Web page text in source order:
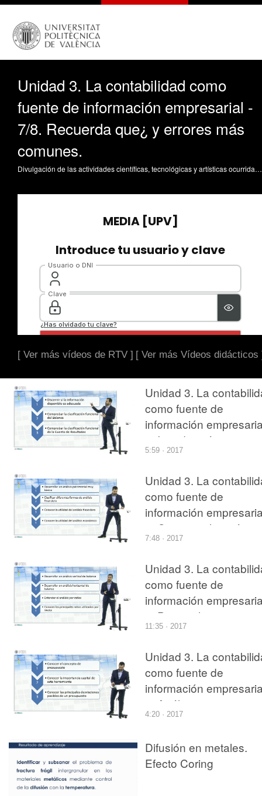
Unidad 3. La contabilidad como
fuente de información empresarial -
7/8. Recuerda que¿ y errores más
comunes.
Divulgación de las actividades científicas, tecnológicas y artísticas ocurridas en los tres campus de la UPV
[ Ver más vídeos de RTV ] [ Ver más Vídeos didácticos
Unidad 3. La
como fuente de
información
1. Introducción
5:59 · 2017
Unidad 3. La
como fuente de
información
2. Contextualización
7:48 · 2017
Unidad 3. La
como fuente de
información
3. Principales
herramientas de
11:35 · 2017
Unidad 3. La
como fuente de
información
5. Análisis
Presupuestario
4:20 · 2017
Difusión en metales.
Efecto Coring